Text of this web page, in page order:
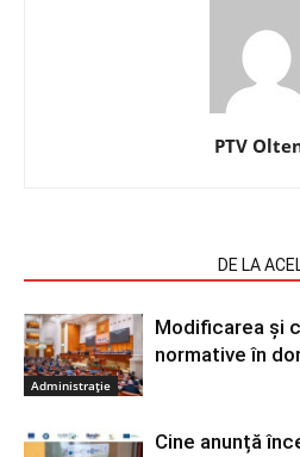
PTV
DE LA
Administrație
Modificarea și
normative în
Cine anunță